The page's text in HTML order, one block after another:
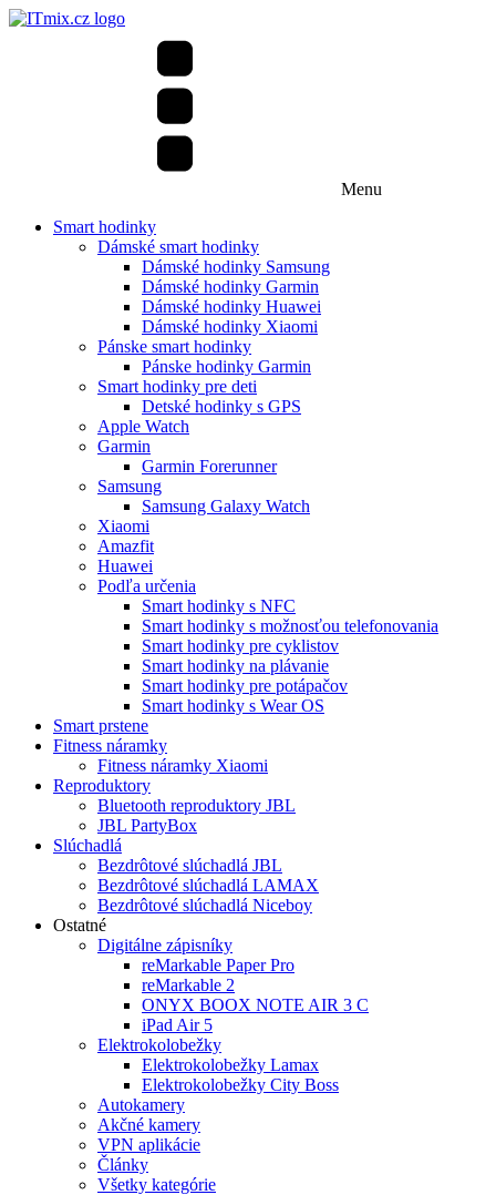
Menu
Smart hodinky
Dámské smart hodinky
Dámské hodinky Samsung
Dámské hodinky Garmin
Dámské hodinky Huawei
Dámské hodinky Xiaomi
Pánske smart hodinky
Pánske hodinky Garmin
Smart hodinky pre deti
Detské hodinky s GPS
Apple Watch
Garmin
Garmin Forerunner
Samsung
Samsung Galaxy Watch
Xiaomi
Amazfit
Huawei
Podľa určenia
Smart hodinky s NFC
Smart hodinky s možnosťou telefonovania
Smart hodinky pre cyklistov
Smart hodinky na plávanie
Smart hodinky pre potápačov
Smart hodinky s Wear OS
Smart prstene
Fitness náramky
Fitness náramky Xiaomi
Reproduktory
Bluetooth reproduktory JBL
JBL PartyBox
Slúchadlá
Bezdrôtové slúchadlá JBL
Bezdrôtové slúchadlá LAMAX
Bezdrôtové slúchadlá Niceboy
Ostatné
Digitálne zápisníky
reMarkable Paper Pro
reMarkable 2
ONYX BOOX NOTE AIR 3 C
iPad Air 5
Elektrokolobežky
Elektrokolobežky Lamax
Elektrokolobežky City Boss
Autokamery
Akčné kamery
VPN aplikácie
Články
Všetky kategórie